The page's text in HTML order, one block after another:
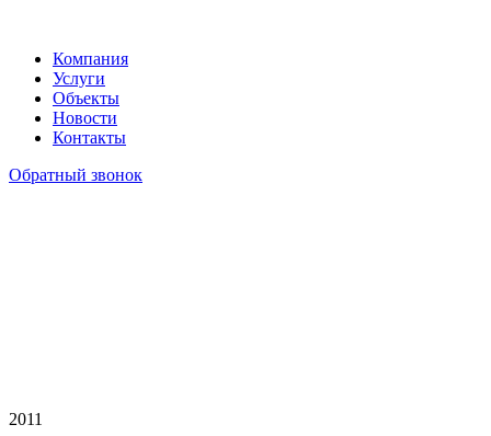
Компания
Услуги
Объекты
Новости
Контакты
Обратный звонок
2011